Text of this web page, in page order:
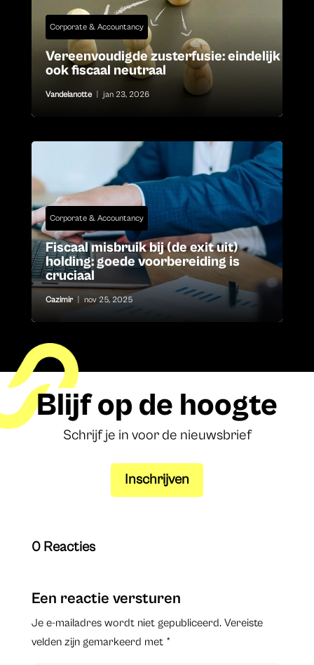
Corporate & Accountancy
Vereenvoudigde zusterfusie: eindelijk
ook fiscaal neutraal
Vandelanotte jan 23, 2026
Corporate & Accountancy
Fiscaal misbruik bij (de exit uit)
holding: goede voorbereiding is
cruciaal
Cazimir nov 25, 2025
Blijf op de hoogte
Schrijf je in voor de nieuwsbrief
Inschrijven
0 Reacties
Een reactie versturen
Je e-mailadres wordt niet gepubliceerd. Vereiste
velden zijn gemarkeerd met *